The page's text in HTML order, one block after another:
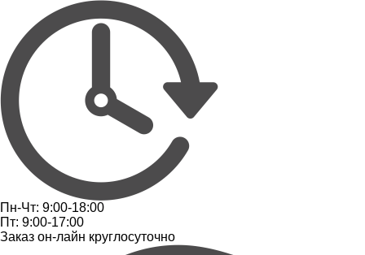
Пн-Чт: 9:00-18:00
Пт: 9:00-17:00
Заказ он-лайн круглосуточно